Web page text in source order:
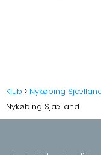
Klub Nykøbing
Nykøbing Sjælland